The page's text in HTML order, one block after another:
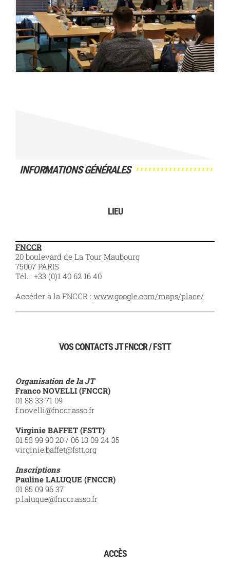
INFORMATIONS GÉNÉRALES
LIEU
FNCCR
20 boulevard de La Tour Maubourg
75007 PARIS
Tél. : +33 (0)1 40 62 16 40
Accéder à la FNCCR : www.google.com/maps/place/
VOS CONTACTS JT FNCCR / FSTT
Organisation de la JT
Franco NOVELLI (FNCCR)
01 88 33 71 09
f.novelli@fnccr.asso.fr
Virginie BAFFET (FSTT)
01 53 99 90 20 / 06 13 09 24 35
virginie.baffet@fstt.org
Inscriptions
Pauline LALUQUE (FNCCR)
01 85 09 96 37
p.laluque@fnccr.asso.fr
ACCÈS